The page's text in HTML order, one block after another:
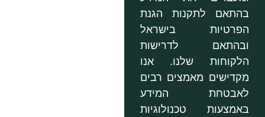
בהתאם לתקנות הגנת
הפרטיות בישראל
ובהתאם לדרישות
הלקוחות שלנו. אנו
מקדישים מאמצים רבים
לאבטחת המידע
באמצעות טכנולוגיות